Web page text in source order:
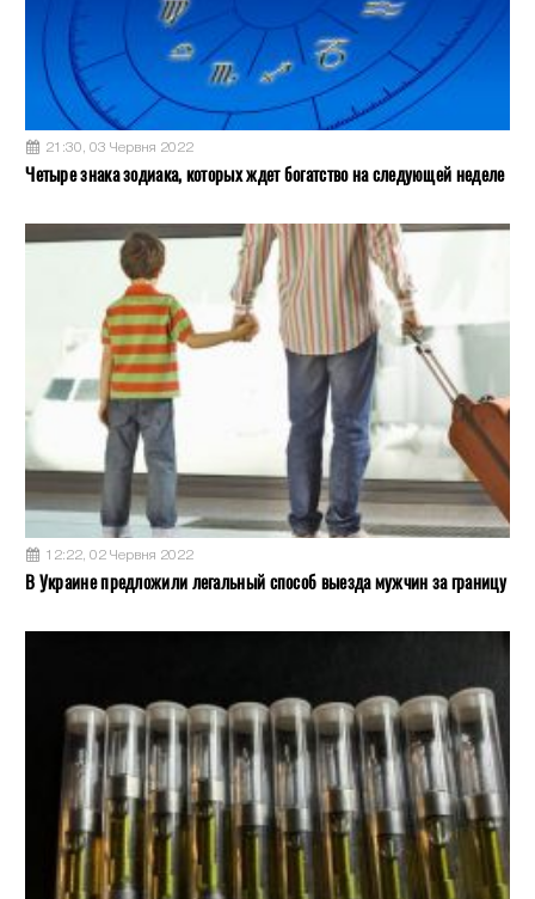
21:30, 03 Червня 2022
Четыре знака зодиака, которых ждет богатство на следующей неделе
12:22, 02 Червня 2022
В Украине предложили легальный способ выезда мужчин за границу